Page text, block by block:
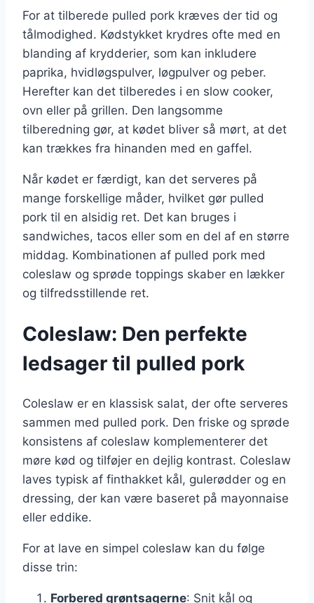
For at tilberede pulled pork kræves der tid og
tålmodighed. Kødstykket krydres ofte med en
blanding af krydderier, som kan inkludere
paprika, hvidløgspulver, løgpulver og peber.
Herefter kan det tilberedes i en slow cooker,
ovn eller på grillen. Den langsomme
tilberedning gør, at kødet bliver så mørt, at det
kan trækkes fra hinanden med en gaffel.
Når kødet er færdigt, kan det serveres på
mange forskellige måder, hvilket gør pulled
pork til en alsidig ret. Det kan bruges i
sandwiches, tacos eller som en del af en større
middag. Kombinationen af pulled pork med
coleslaw og sprøde toppings skaber en lækker
og tilfredsstillende ret.
Coleslaw: Den perfekte
ledsager til pulled pork
Coleslaw er en klassisk salat, der ofte serveres
sammen med pulled pork. Den friske og sprøde
konsistens af coleslaw komplementerer det
møre kød og tilføjer en dejlig kontrast. Coleslaw
laves typisk af finthakket kål, gulerødder og en
dressing, der kan være baseret på mayonnaise
eller eddike.
For at lave en simpel coleslaw kan du følge
disse trin:
Forbered grøntsagerne: Snit kål og